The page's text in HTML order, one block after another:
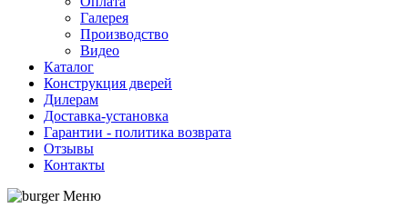
Галерея
Производство
Видео
Каталог
Конструкция дверей
Дилерам
Доставка-установка
Гарантии - политика возврата
Отзывы
Контакты
Меню